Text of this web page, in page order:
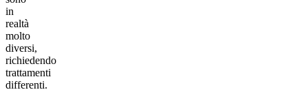
in
realtà
molto
diversi,
richiedendo
trattamenti
differenti.